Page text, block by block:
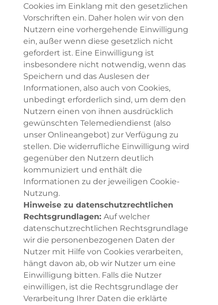
Cookies im Einklang mit den gesetzlichen
Vorschriften ein. Daher holen wir von den
Nutzern eine vorhergehende Einwilligung
ein, außer wenn diese gesetzlich nicht
gefordert ist. Eine Einwilligung ist
insbesondere nicht notwendig, wenn das
Speichern und das Auslesen der
Informationen, also auch von Cookies,
unbedingt erforderlich sind, um dem den
Nutzern einen von ihnen ausdrücklich
gewünschten Telemediendienst (also
unser Onlineangebot) zur Verfügung zu
stellen. Die widerrufliche Einwilligung wird
gegenüber den Nutzern deutlich
kommuniziert und enthält die
Informationen zu der jeweiligen Cookie-
Nutzung.
Hinweise zu datenschutzrechtlichen
Rechtsgrundlagen: Auf welcher
datenschutzrechtlichen Rechtsgrundlage
wir die personenbezogenen Daten der
Nutzer mit Hilfe von Cookies verarbeiten,
hängt davon ab, ob wir Nutzer um eine
Einwilligung bitten. Falls die Nutzer
einwilligen, ist die Rechtsgrundlage der
Verarbeitung Ihrer Daten die erklärte